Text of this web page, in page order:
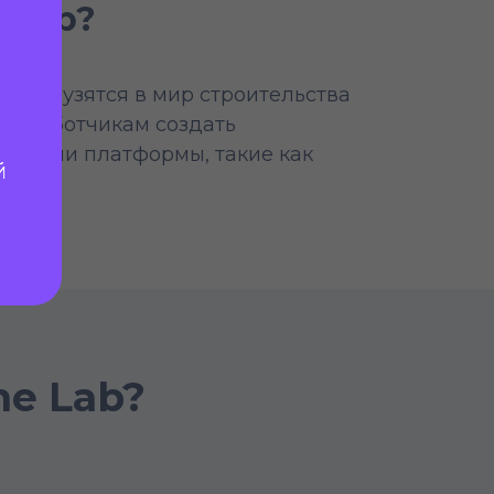
Lab?
в мир строительства
создать
платформы, такие как
Lab?